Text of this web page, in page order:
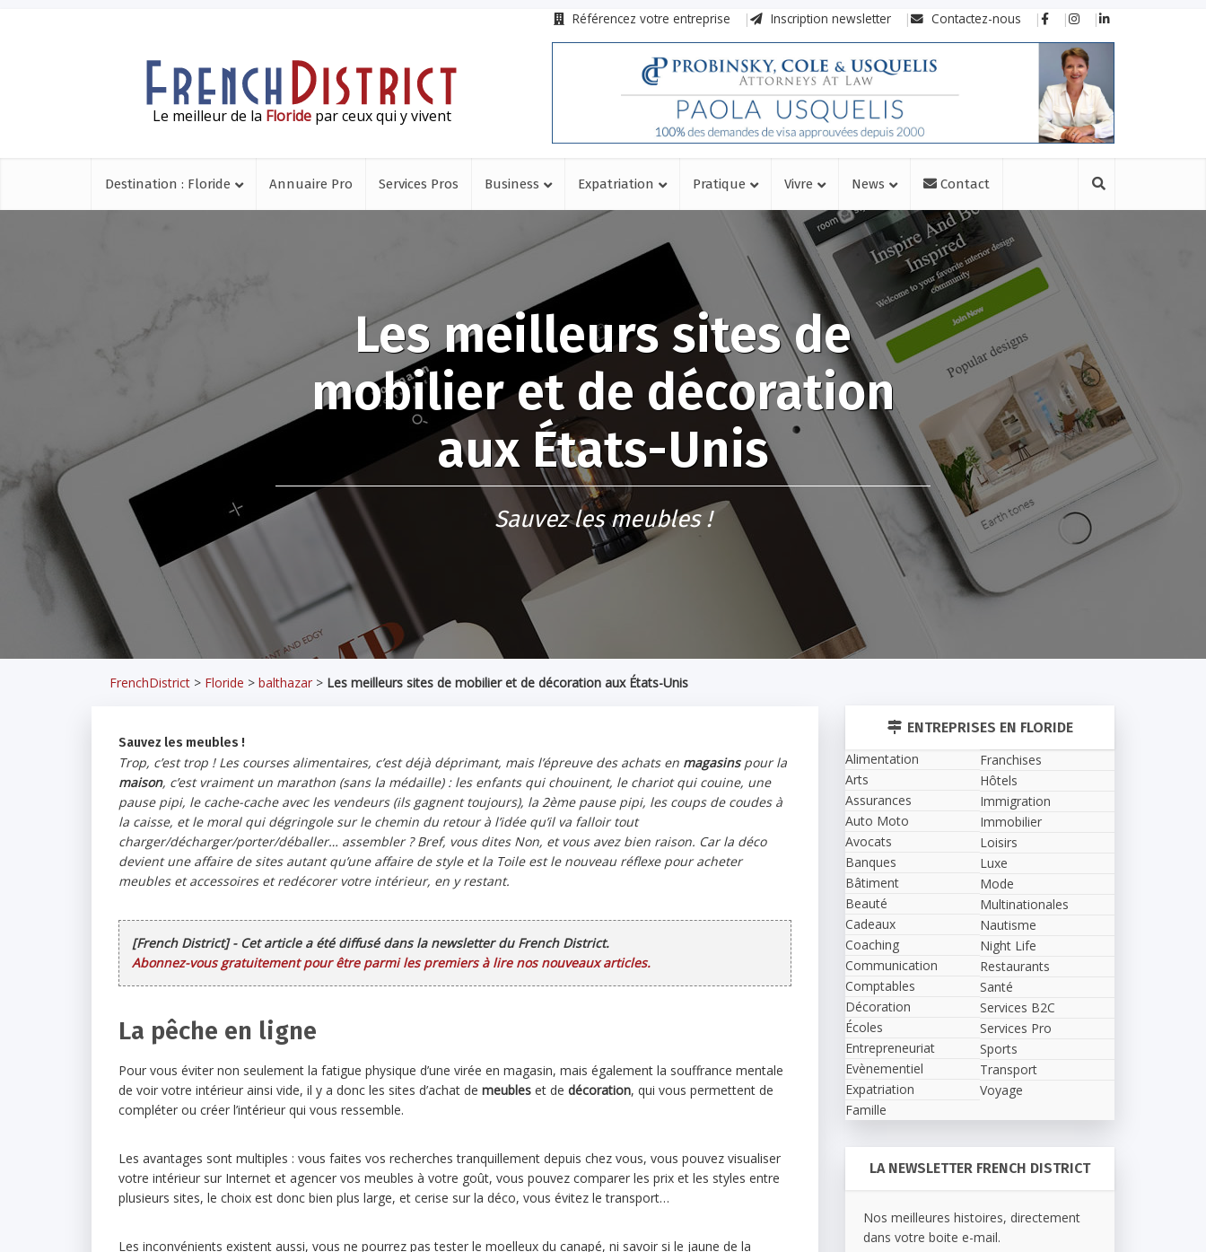
Référencez votre entreprise Inscription newsletter Contactez-nous
Le meilleur de la Floridepar ceux qui y vivent
Destination : Floride Annuaire Pro Services Pros Business Expatriation Pratique Vivre News Contact
Les meilleurs sites de
mobilier et de décoration
aux États-Unis
Sauvez les meubles !
FrenchDistrict > Floride > balthazar > Les meilleurs sites de mobilier et de décoration aux États-Unis
Sauvez les meubles !
Trop, c’est trop ! Les courses alimentaires, c’est déjà déprimant, mais l’épreuve des achats en magasinspour la
maison, c’est vraiment un marathon (sans la médaille) : les enfants qui chouinent, le chariot qui couine, une
pause pipi, le cache-cache avec les vendeurs (ils gagnent toujours), la 2ème pause pipi, les coups de coudes à
la caisse, et le moral qui dégringole sur le chemin du retour à l’idée qu’il va falloir tout
charger/décharger/porter/déballer… assembler ? Bref, vous dites Non, et vous avez bien raison. Car la déco
devient une affaire de sites autant qu’une affaire de style et la Toile est le nouveau réflexe pour acheter
meubles et accessoires et redécorer votre intérieur, en y restant.
[French District] - Cet article a été diffusé dans la newsletter du French District.
Abonnez-vous gratuitement pour être parmi les premiers à lire nos nouveaux articles.
La pêche en ligne
Pour vous éviter non seulement la fatigue physique d’une virée en magasin, mais également la souffrance mentale
de voir votre intérieur ainsi vide, il y a donc les sites d’achat de meubles et de décoration, qui vous permettent de
compléter ou créer l’intérieur qui vous ressemble.
Les avantages sont multiples : vous faites vos recherches tranquillement depuis chez vous, vous pouvez visualiser
votre intérieur sur Internet et agencer vos meubles à votre goût, vous pouvez comparer les prix et les styles entre
plusieurs sites, le choix est donc bien plus large, et cerise sur la déco, vous évitez le transport…
Les inconvénients existent aussi, vous ne pourrez pas tester le moelleux du canapé, ni savoir si le jaune de la
ENTREPRISES EN FLORIDE
Alimentation
Arts
Assurances
Auto Moto
Avocats
Banques
Bâtiment
Beauté
Cadeaux
Coaching
Communication
Comptables
Décoration
Écoles
Entrepreneuriat
Evènementiel
Expatriation
Famille
Franchises
Hôtels
Immigration
Immobilier
Loisirs
Luxe
Mode
Multinationales
Nautisme
Night Life
Restaurants
Santé
Services B2C
Services Pro
Sports
Transport
Voyage
LA NEWSLETTER FRENCH DISTRICT
Nos meilleures histoires, directement
dans votre boite e-mail.